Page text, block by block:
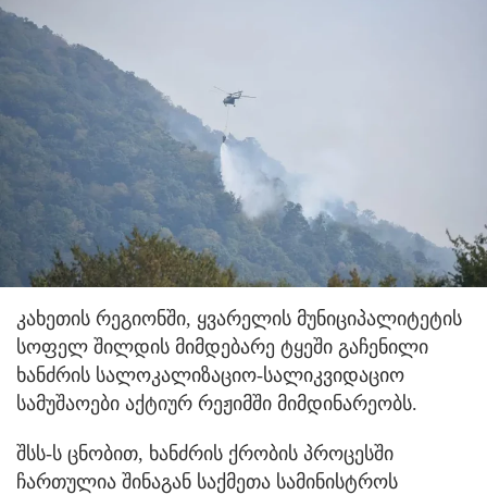
კახეთის რეგიონში, ყვარელის მუნიციპალიტეტის
სოფელ შილდის მიმდებარე ტყეში გაჩენილი
ხანძრის სალოკალიზაციო-სალიკვიდაციო
სამუშაოები აქტიურ რეჟიმში მიმდინარეობს.
შსს-ს ცნობით, ხანძრის ქრობის პროცესში
ჩართულია შინაგან საქმეთა სამინისტროს